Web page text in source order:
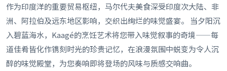
作为印度洋的重要贸易枢纽，马尔代夫美食深受印度次大陆、非
洲、阿拉伯及远东地区影响，交织出绚烂的味觉盛宴。 当夕阳沉
入碧蓝海水，Kaagé的烹饪艺术将您带入味觉叙事的奇境——每
道佳肴皆化作镌刻时光的珍贵记忆，在浪漫氛围中蜕变为令人沉
醉的味觉殿堂，为您奏响即将登场的风味与质感交响曲。